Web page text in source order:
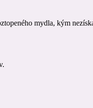
mydla, kým